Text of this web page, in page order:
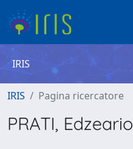
IRIS
IRIS Pagina ricercatore
PRATI, Edzeario